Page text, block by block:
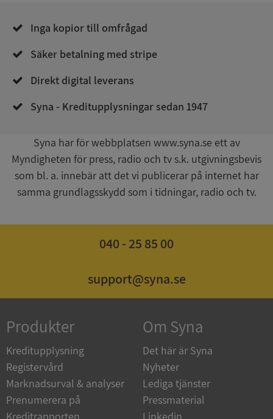
Inga kopior till omfrågad
Säker betalning med stripe
Direkt digital leverans
Syna - Kreditupplysningar sedan 1947
Syna har för webbplatsen www.syna.se ett av
Myndigheten för press, radio och tv s.k. utgivningsbevis
som bl. a. innebär att det vi publicerar på internet har
samma grundlagsskydd som i tidningar, radio och tv.
040 - 25 85 00
support@syna.se
Produkter
Kreditupplysning
Registervård
Marknadsurval & analyser
Prenumerera på
Kreditrapporten
Om Syna
Det här är Syna
Nyheter
Lediga tjänster
Pressmaterial
Linkedin
ASP.NET_SessionId
Microsoft
Corporation
.syna.se
Google